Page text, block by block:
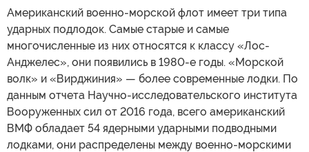
Американский военно-морской флот имеет три типа
ударных подлодок. Самые старые и самые
многочисленные из них относятся к классу «Лос-
Анджелес», они появились в 1980-е годы. «Морской
волк» и «Вирджиния» — более современные лодки. По
данным отчета Научно-исследовательского института
Вооруженных сил от 2016 года, всего американский
ВМФ обладает 54 ядерными ударными подводными
лодками, они распределены между военно-морскими